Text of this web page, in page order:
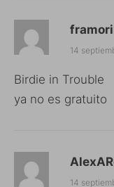
14
Birdie in Trouble
ya no es gratuito
14